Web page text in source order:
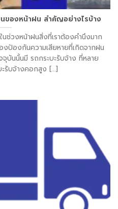
นของหน้าฝน สำคัญอย่างไรบ้าง
นช่วงหน้าฝนสิ่งที่เราต้องคำนึงมาก
ป้องกันความเสียหายที่เกิดจากฝน
บันนั้นมี รถกระบะรับจ้าง ที่หลาย
รับจ้างคอกสูง [...]